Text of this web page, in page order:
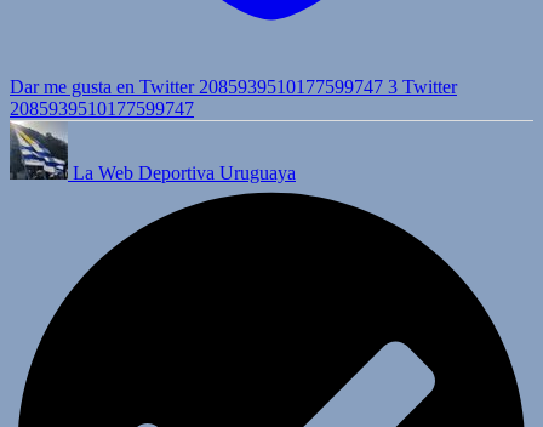
Dar me gusta en Twitter 2085939510177599747 3 Twitter
2085939510177599747
La Web Deportiva Uruguaya